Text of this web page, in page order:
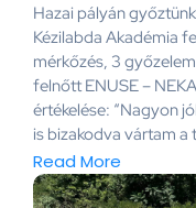
Hazai pályán
Kézilabda Akadémia
mérkőzés, 3
felnőtt ENUSE –
értékelése: “Nagyon
is bizakodva vártam a
Read More